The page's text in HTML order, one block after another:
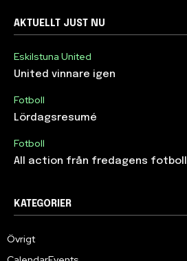
AKTUELLT JUST NU
Eskilstuna United
United vinnare igen
Fotboll
Lördagsresumé
Fotboll
All action från fredagens fotboll
KATEGORIER
Övrigt